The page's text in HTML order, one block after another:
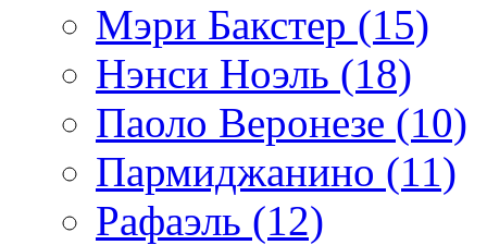
Мэри Бакстер (15)
Нэнси Ноэль (18)
Паоло Веронезе (10)
Пармиджанино (11)
Рафаэль (12)